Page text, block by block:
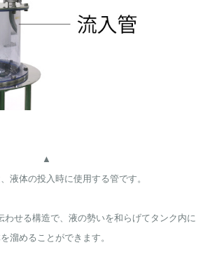
▲
は、液体の投入時に使用する管です。
溜めることができます。